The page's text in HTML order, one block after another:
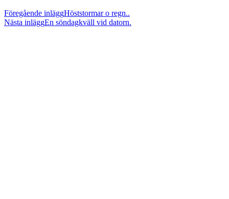
Läs
fler
Föregående inläggHöststormar o regn..
Nästa inläggEn söndagkväll vid datorn.